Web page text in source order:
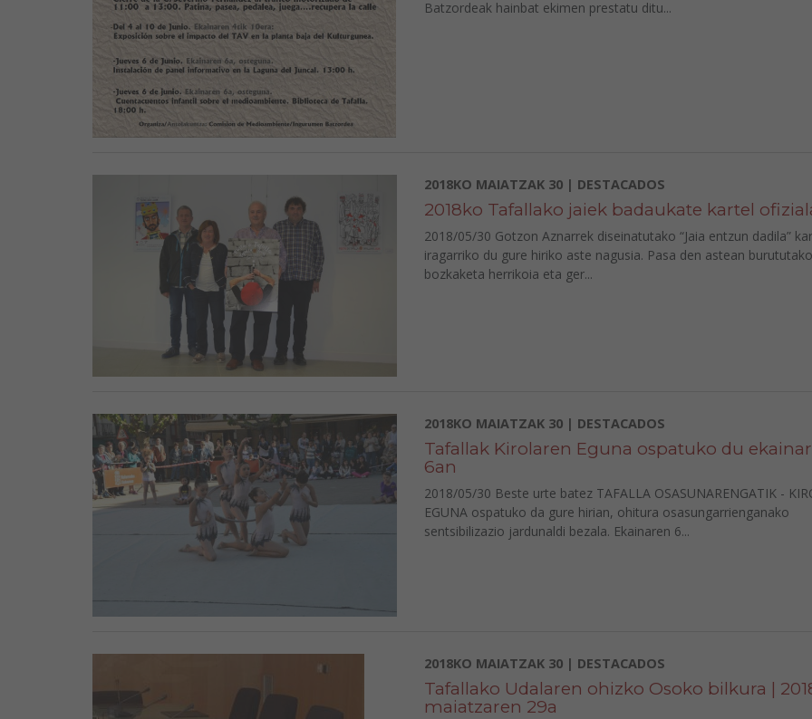
Batzordeak hainbat ekimen prestatu ditu...
2018KO MAIATZAK 30 | DESTACADOS
2018ko Tafallako jaiek badaukate kartel
2018/05/30 Gotzon Aznarrek diseinatutako “Jaia entzun dadila”
iragarriko du gure hiriko aste nagusia. Pasa den astean burututako
bozkaketa herrikoia eta ger...
2018KO MAIATZAK 30 | DESTACADOS
Tafallak Kirolaren Eguna ospatuko du
6an
2018/05/30 Beste urte batez TAFALLA OSASUNARENGATIK -
EGUNA ospatuko da gure hirian, ohitura osasungarrienganako
sentsibilizazio jardunaldi bezala. Ekainaren 6...
2018KO MAIATZAK 30 | DESTACADOS
Tafallako Udalaren ohizko Osoko bilkura |
maiatzaren 29a